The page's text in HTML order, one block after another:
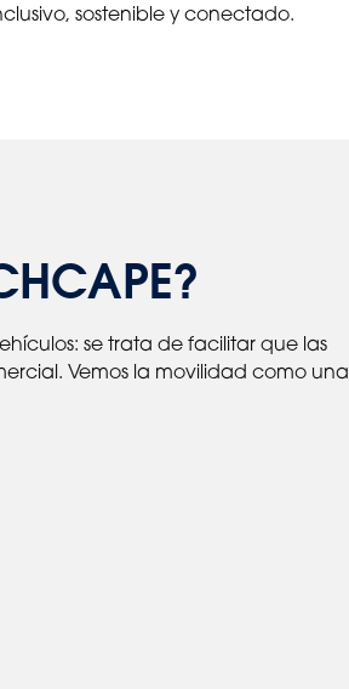
sostenible y conectado.
se trata de facilitar que las
Vemos la movilidad como una